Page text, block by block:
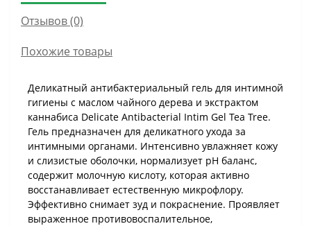
Отзывов (0)
Похожие товары
Деликатный антибактериальный гель для интимной
гигиены с маслом чайного дерева и экстрактом
каннабиса Delicate Antibacterial Intim Gel Tea Tree.
Гель предназначен для деликатного ухода за
интимными органами. Интенсивно увлажняет кожу
и слизистые оболочки, нормализует рН баланс,
содержит молочную кислоту, которая активно
восстанавливает естественную микрофлору.
Эффективно снимает зуд и покраснение. Проявляет
выраженное противовоспалительное,